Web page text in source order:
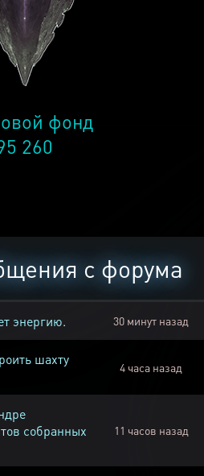
фонд
260
с форума
энергию. 30 минут назад
шахту
4 часа назад
собранных
11 часов назад